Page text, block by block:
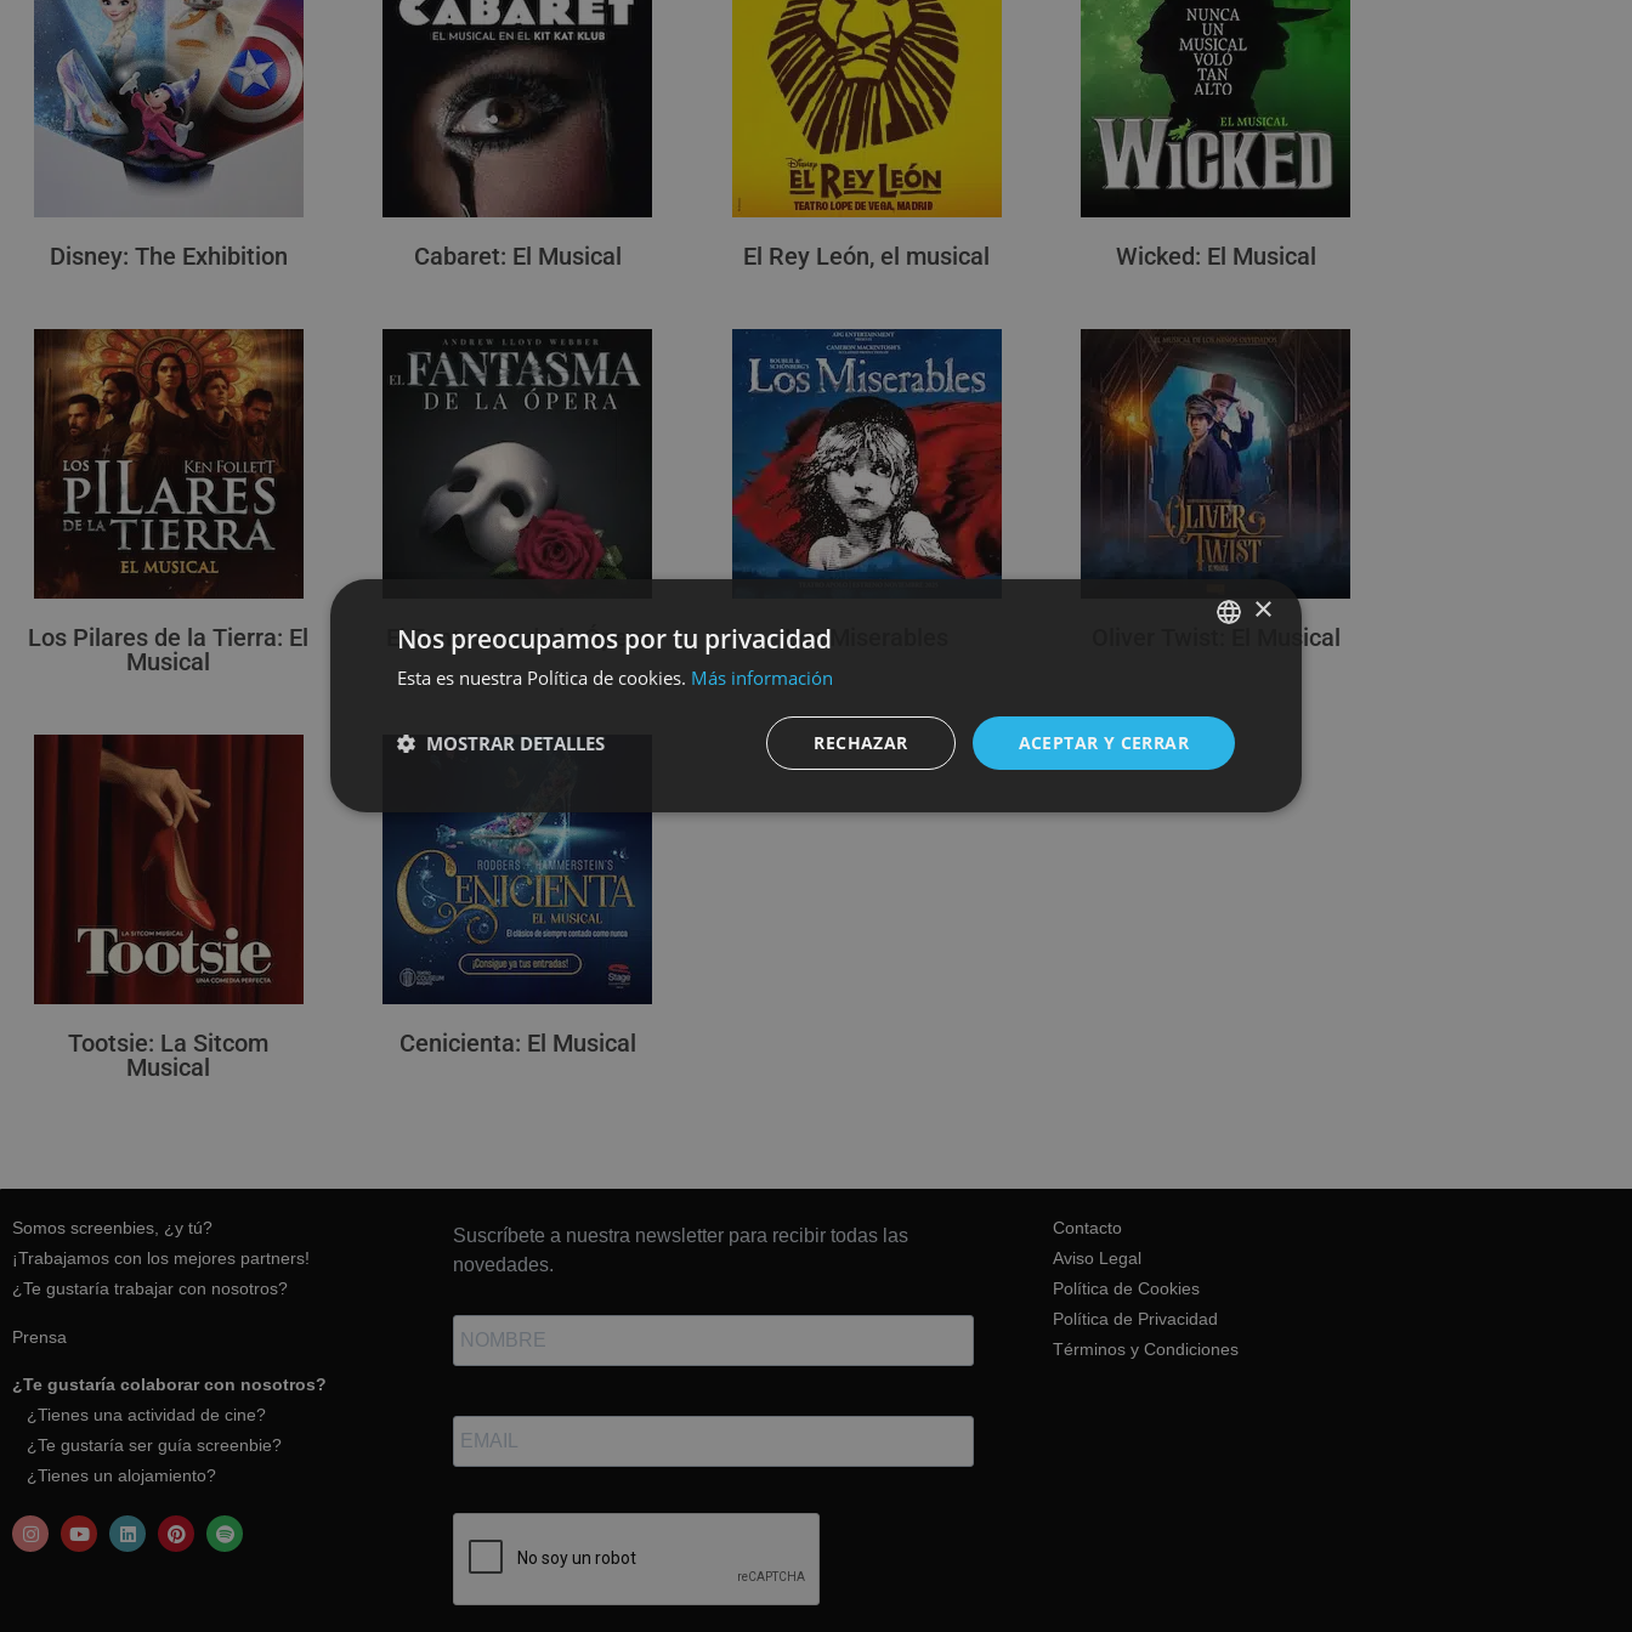
Disney: The Exhibition Cabaret: El Musical El Rey León, el musical Wicked: El Musical
Los Pilares de la Tierra: El
Musical
El Fantasma de la Ópera Los Miserables Oliver Twist: El Musical
Tootsie: La Sitcom
Musical
Cenicienta: El Musical
Somos screenbies, ¿y tú?
¡Trabajamos con los mejores partners!
¿Te gustaría trabajar con nosotros?
Prensa
¿Te gustaría colaborar con nosotros?
¿Tienes una actividad de cine?
¿Te gustaría ser guía screenbie?
¿Tienes un alojamiento?
Suscríbete a nuestra newsletter para recibir todas las
novedades.
Contacto
Aviso Legal
Política de Cookies
Política de Privacidad
Términos y Condiciones
ENGLISH
×
Nos preocupamos por tu privacidad
Esta es nuestra Política de cookies. Más información
ACEPTAR Y CERRAR
RECHAZAR
MOSTRAR DETALLES